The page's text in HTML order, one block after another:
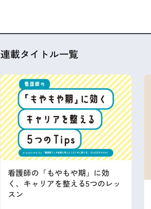
連載タイトル一覧
看護師の「もやもや期」に効
く、キャリアを整える5つのレッ
スン